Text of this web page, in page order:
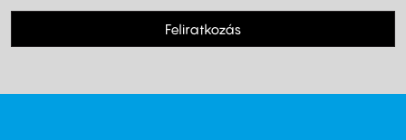
Feliratkozás